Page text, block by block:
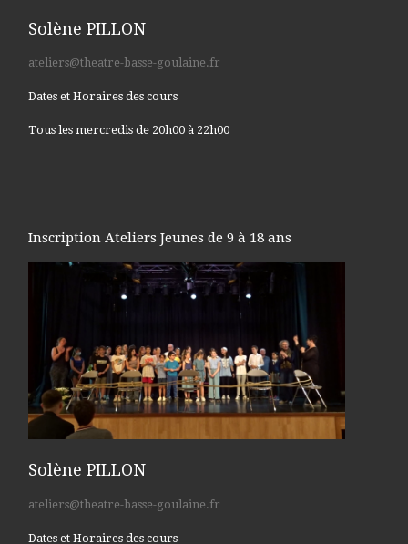
Solène PILLON
ateliers@theatre-basse-goulaine.fr
Dates et Horaires des cours
Tous les mercredis de 20h00 à 22h00
Inscription Ateliers Jeunes de 9 à 18 ans
Solène PILLON
ateliers@theatre-basse-goulaine.fr
Dates et Horaires des cours